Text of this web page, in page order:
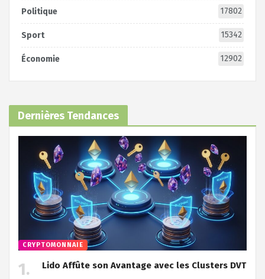
Politique 17802
Sport 15342
Économie 12902
Dernières Tendances
CRYPTOMONNAIE
Lido Affûte son Avantage avec les Clusters DVT